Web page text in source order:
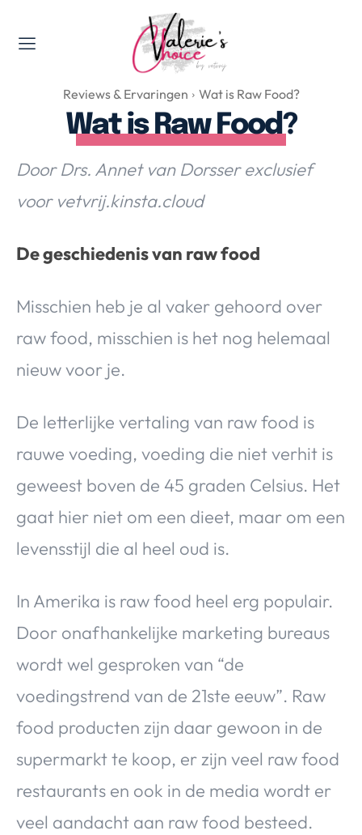
Valerie's Topics
Travel & Culture
Food & Drinks
Lifestyle, Sport & Duurzaamheid
Gadgets & Tech
Health & Beauty
Nieuws & Media
Over Valerie
De Top 5
Contact
Food & Drinks Health & Beauty Gadgets
Reviews & Ervaringen Wat is Raw Food?
Wat is Raw Food?
Door Drs. Annet van Dorsser exclusief
voor vetvrij.kinsta.cloud
De geschiedenis van raw food
Misschien heb je al vaker gehoord over
raw food, misschien is het nog helemaal
nieuw voor je.
De letterlijke vertaling van raw food is
rauwe voeding, voeding die niet verhit is
geweest boven de 45 graden Celsius. Het
gaat hier niet om een dieet, maar om een
levensstijl die al heel oud is.
In Amerika is raw food heel erg populair.
Door onafhankelijke marketing bureaus
wordt wel gesproken van “de
voedingstrend van de 21ste eeuw”. Raw
food producten zijn daar gewoon in de
supermarkt te koop, er zijn veel raw food
restaurants en ook in de media wordt er
veel aandacht aan raw food besteed.